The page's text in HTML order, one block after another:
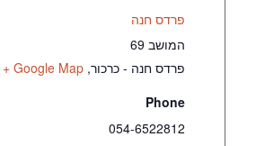
פרדס חנה
המושב 69
פרדס חנה - כרכור,
+ Google Map
Phone
054-6522812